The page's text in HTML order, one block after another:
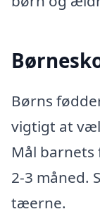
Børns
vigtigt at
Mål
2-3 måned.
tæerne.